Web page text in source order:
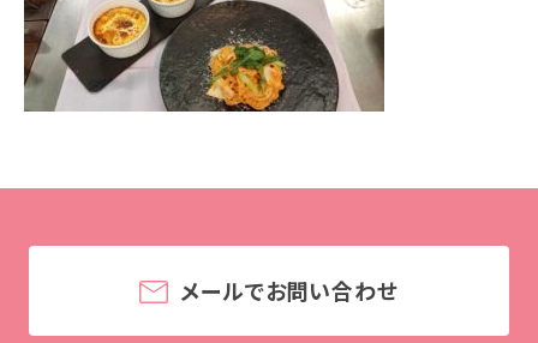
AO入試
指定校推薦入試
一般入試
理事長メッセージ
学費・奨学金
メールでお問い合わせ